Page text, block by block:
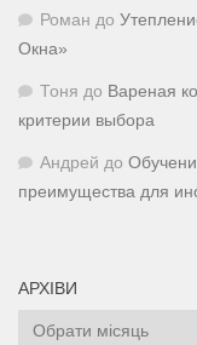
Роман до
Окна»
Тоня до Вареная
критерии выбора
Андрей до
преимущества для
АРХІВИ
Архіви